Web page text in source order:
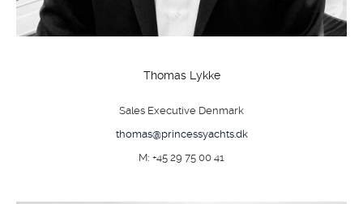
Thomas Lykke
Sales Executive Denmark
thomas@princessyachts.dk
M: +45 29 75 00 41